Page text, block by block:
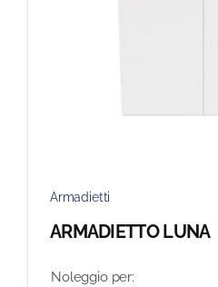
Armadietti
ARMADIETTO LUNA
Noleggio per: